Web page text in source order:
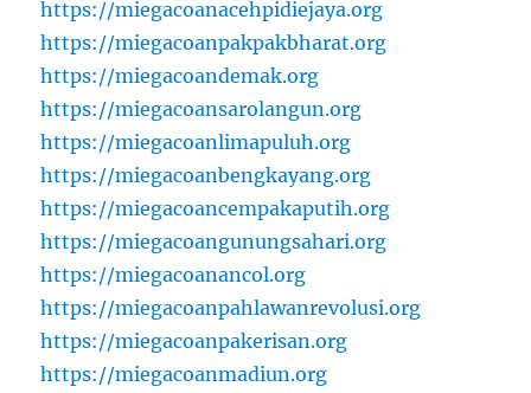
https://miegacoanacehpidiejaya.org
https://miegacoanpakpakbharat.org
https://miegacoandemak.org
https://miegacoansarolangun.org
https://miegacoanlimapuluh.org
https://miegacoanbengkayang.org
https://miegacoancempakaputih.org
https://miegacoangunungsahari.org
https://miegacoanancol.org
https://miegacoanpahlawanrevolusi.org
https://miegacoanpakerisan.org
https://miegacoanmadiun.org